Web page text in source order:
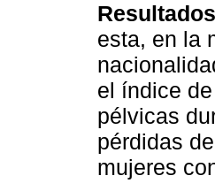
esta, en la
el índice
pélvicas
pérdidas
mujeres